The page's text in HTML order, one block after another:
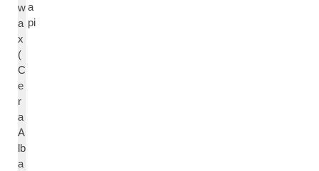
w
a
x
(
C
e
r
a
A
lb
a
a
pi